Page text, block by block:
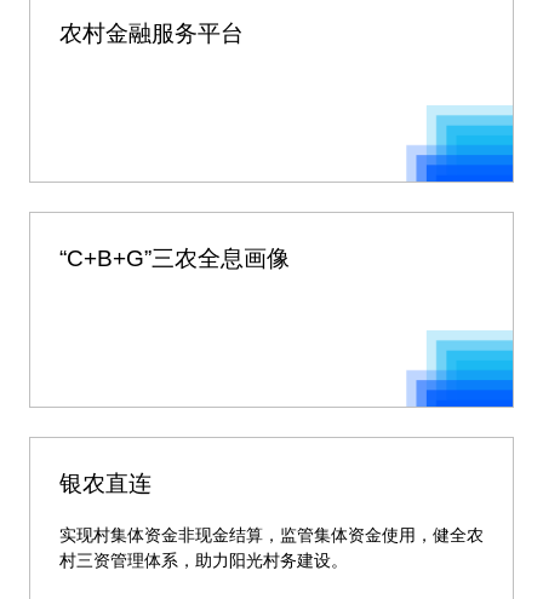
农村金融服务平台
“C+B+G”三农全息画像
银农直连
实现村集体资金非现金结算，监管集体资金使用，健全农
村三资管理体系，助力阳光村务建设。